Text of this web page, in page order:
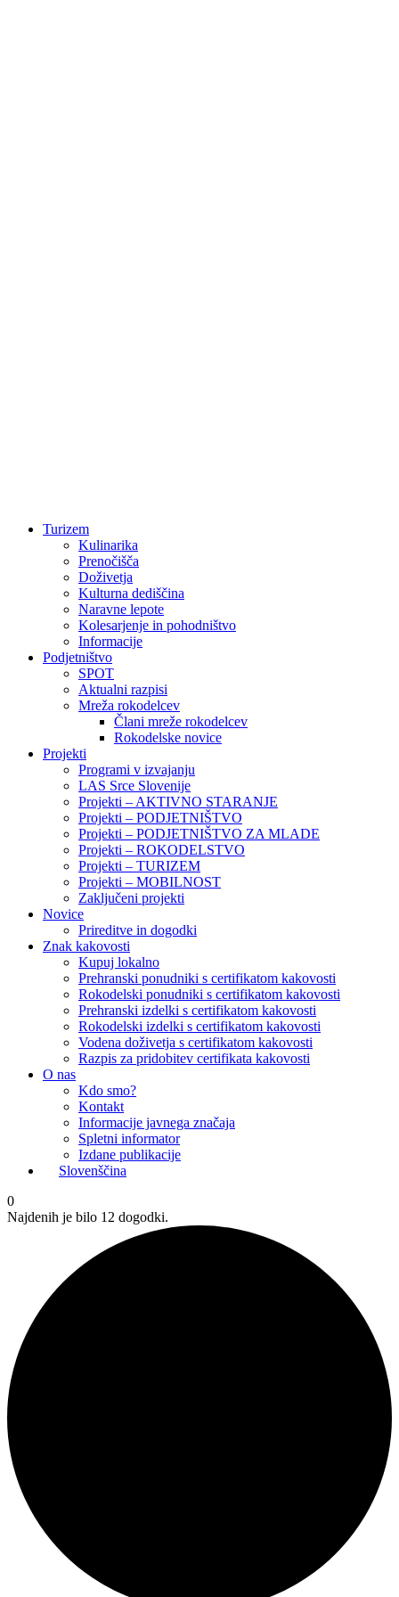
Turizem
Kulinarika
Prenočišča
Doživetja
Kulturna dediščina
Naravne lepote
Kolesarjenje in pohodništvo
Informacije
Podjetništvo
SPOT
Aktualni razpisi
Mreža rokodelcev
Člani mreže rokodelcev
Rokodelske novice
Projekti
Programi v izvajanju
LAS Srce Slovenije
Projekti – AKTIVNO STARANJE
Projekti – PODJETNIŠTVO
Projekti – PODJETNIŠTVO ZA MLADE
Projekti – ROKODELSTVO
Projekti – TURIZEM
Projekti – MOBILNOST
Zaključeni projekti
Novice
Prireditve in dogodki
Znak kakovosti
Kupuj lokalno
Prehranski ponudniki s certifikatom kakovosti
Rokodelski ponudniki s certifikatom kakovosti
Prehranski izdelki s certifikatom kakovosti
Rokodelski izdelki s certifikatom kakovosti
Vodena doživetja s certifikatom kakovosti
Razpis za pridobitev certifikata kakovosti
O nas
Kdo smo?
Kontakt
Informacije javnega značaja
Spletni informator
Izdane publikacije
Slovenščina
0
Najdenih je bilo 12 dogodki.